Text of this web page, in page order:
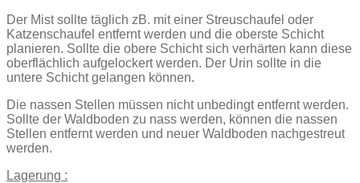
Der Mist sollte täglich zB. mit einer Streuschaufel oder
Katzenschaufel entfernt werden und die oberste Schicht
planieren. Sollte die obere Schicht sich verhärten kann diese
oberflächlich aufgelockert werden. Der Urin sollte in die
untere Schicht gelangen können.
Die nassen Stellen müssen nicht unbedingt entfernt werden.
Sollte der Waldboden zu nass werden, können die nassen
Stellen entfernt werden und neuer Waldboden nachgestreut
werden.
Lagerung :